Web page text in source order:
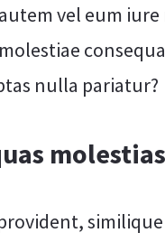
vel eum
nulla pariatur?